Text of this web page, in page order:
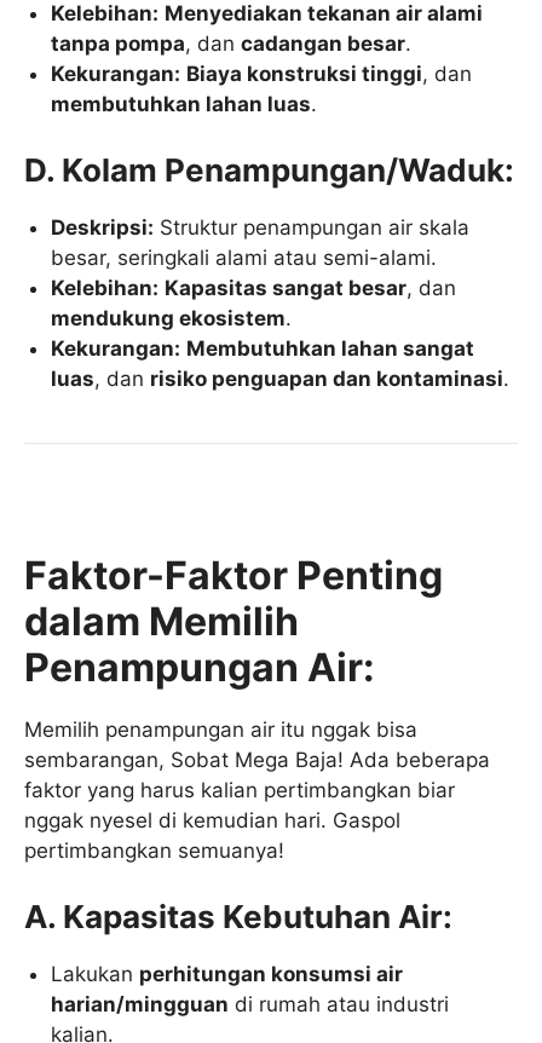
Kelebihan: Menyediakan tekanan air alami
tanpa pompa, dancadangan besar.
Kekurangan: Biaya konstruksi tinggi, dan
membutuhkan lahan luas.
D. Kolam Penampungan/Waduk:
Deskripsi: Struktur penampungan air skala
besar, seringkali alami atau semi-alami.
Kelebihan: Kapasitas sangat besar, dan
mendukung ekosistem.
Kekurangan: Membutuhkan lahan sangat
luas, dan risiko penguapan dan kontaminasi.
Faktor-Faktor Penting
dalam Memilih
Penampungan Air:
Memilih penampungan air itu nggak bisa
sembarangan, Sobat Mega Baja! Ada beberapa
faktor yang harus kalian pertimbangkan biar
nggak nyesel di kemudian hari. Gaspol
pertimbangkan semuanya!
A. Kapasitas Kebutuhan Air:
Lakukan perhitungan konsumsi air
harian/mingguan di rumah atau industri
kalian.